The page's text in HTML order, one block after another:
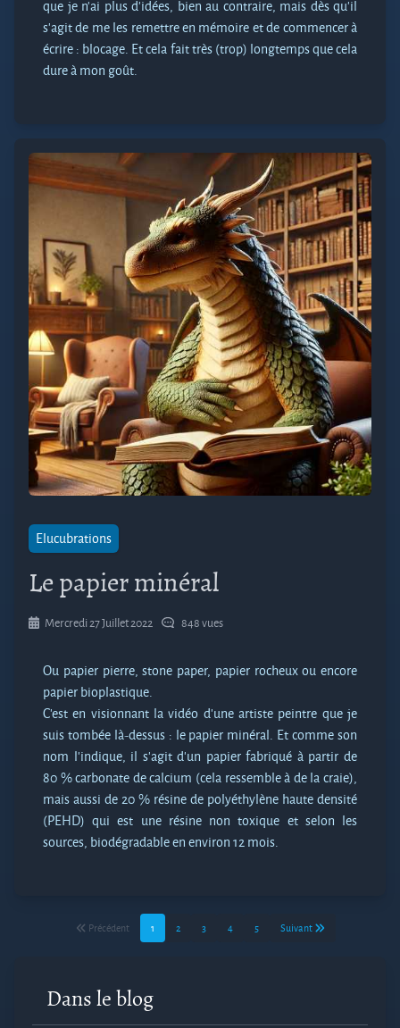
que je n’ai plus d’idées, bien au contraire, mais dès qu’il
s’agit de me les remettre en mémoire et de commencer à
écrire : blocage. Et cela fait très (trop) longtemps que cela
dure à mon goût.
Elucubrations
Le papier minéral
Mercredi 27 Juillet 2022 848 vues
Ou papier pierre, stone paper, papier rocheux ou encore
papier bioplastique.
C’est en visionnant la vidéo d’une artiste peintre que je
suis tombée là-dessus : le papier minéral. Et comme son
nom l’indique, il s’agit d’un papier fabriqué à partir de
80 % carbonate de calcium (cela ressemble à de la craie),
mais aussi de 20 % résine de polyéthylène haute densité
(PEHD) qui est une résine non toxique et selon les
sources, biodégradable en environ 12 mois.
Précédent 1 2 3 4 5 Suivant
Dans le blog